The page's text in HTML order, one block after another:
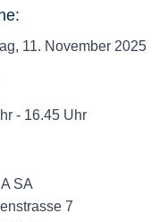
11. November 2025
- 16.45 Uhr
SA
7